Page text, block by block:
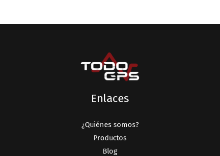
Enlaces
¿Quiénes somos?
Productos
Blog